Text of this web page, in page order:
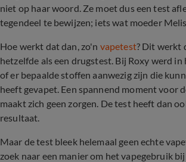
niet op haar woord. Ze moet dus een test
tegendeel te bewijzen; iets wat moeder
Hoe werkt dat dan, zo'n vapetest? Dit werkt
hetzelfde als een drugstest. Bij Roxy werd in
of er bepaalde stoffen aanwezig zijn die
heeft gevapet. Een spannend moment voor
maakt zich geen zorgen. De test heeft dan
resultaat.
Maar de test bleek helemaal geen echte
zoek naar een manier om het vapegebruik